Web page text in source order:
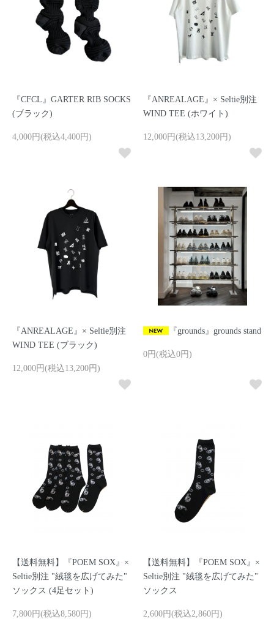
『CFCL』GARTER RIB SOCKS
(ブラック)
4,000円(税込4,400円)
『ANREALAGE』× Seltie別注
WIND TEE (ホワイト)
12,000円(税込13,200円)
『ANREALAGE』× Seltie別注
WIND TEE (ブラック)
12,000円(税込13,200円)
『grounds』grounds stand
0円(税込0円)
【送料無料】『POEM SOX』×
Seltie別注 "絨毯を広げてみた"
ソックス (4足セット)
7,800円(税込8,580円)
【送料無料】『POEM SOX』×
Seltie別注 "絨毯を広げてみた"
ソックス
2,600円(税込2,860円)